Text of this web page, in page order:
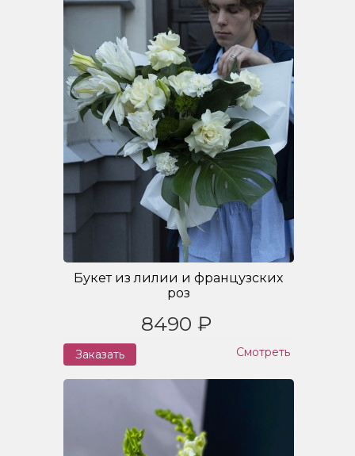
Букет из лилии и французских
роз
8490 ₽
Заказать Смотреть